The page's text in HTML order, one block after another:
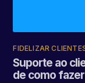
FIDELIZAR
Suporte ao
de como fazer